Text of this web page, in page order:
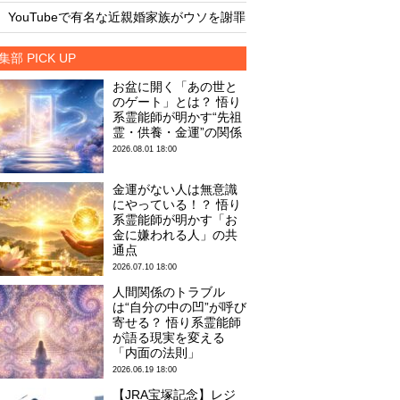
・
YouTubeで有名な近親婚家族がウソを謝罪
部 PICK UP
お盆に開く「あの世と
のゲート」とは？ 悟り
系霊能師が明かす“先祖
霊・供養・金運”の関係
2026.08.01 18:00
金運がない人は無意識
にやっている！？ 悟り
系霊能師が明かす「お
金に嫌われる人」の共
通点
2026.07.10 18:00
人間関係のトラブル
は“自分の中の凹”が呼び
寄せる？ 悟り系霊能師
が語る現実を変える
「内面の法則」
2026.06.19 18:00
【JRA宝塚記念】レジ